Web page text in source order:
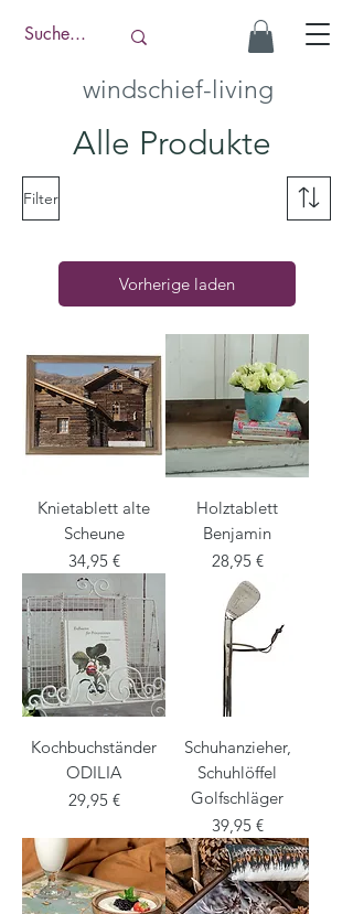
windschief-living
Alle Produkte
Filter
Vorherige laden
Knietablett alte
Scheune
Preis
34,95 €
Holztablett
Benjamin
Preis
28,95 €
Kochbuchständer
ODILIA
Preis
29,95 €
Schuhanzieher,
Schuhlöffel
Golfschläger
Preis
39,95 €